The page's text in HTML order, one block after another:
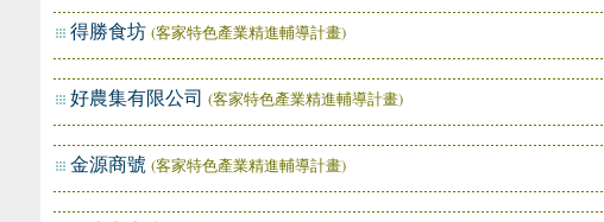
得勝食坊 (客家特色產業精進輔導計畫)
好農集有限公司 (客家特色產業精進輔導計畫)
金源商號 (客家特色產業精進輔導計畫)